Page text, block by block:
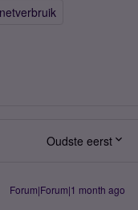
Oudste eerst
Forum|Forum|1 month ago